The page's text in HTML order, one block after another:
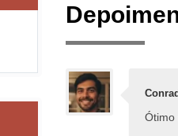
Ótimo